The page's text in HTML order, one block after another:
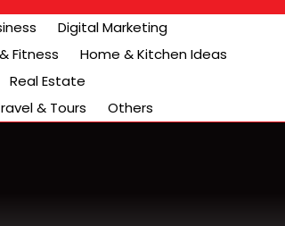
Digital Marketing
Fitness
Home & Kitchen Ideas
Real Estate
& Tours Others